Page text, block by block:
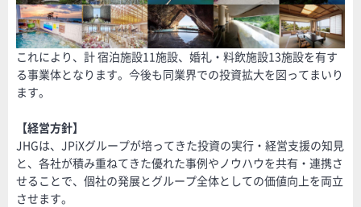
これにより、計 宿泊施設11施設、婚礼・料飲施設13施設を有す
る事業体となります。今後も同業界での投資拡大を図ってまいり
ます。
【経営方針】
JHGは、JPiXグループが培ってきた投資の実行・経営支援の知見
と、各社が積み重ねてきた優れた事例やノウハウを共有・連携さ
せることで、個社の発展とグループ全体としての価値向上を両立
させます。